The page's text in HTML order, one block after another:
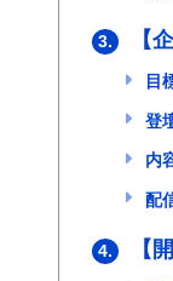
3. 【
目
登
内
配
4. 【